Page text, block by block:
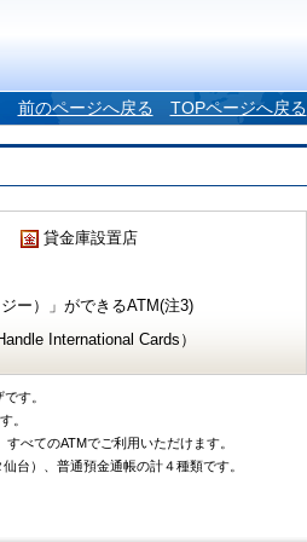
前のページへ戻る TOPページへ戻る
貸金庫設置店
ー）」ができるATM(注3)
International Cards）
す。
。
べてのATMでご利用いただけます。
台）、普通預金通帳の計４種類です。